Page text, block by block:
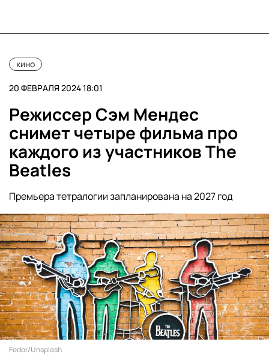
кино
20 ФЕВРАЛЯ 2024 18:01
Режиссер Сэм Мендес
снимет четыре фильма про
каждого из участников The
Beatles
Премьера тетралогии запланирована на 2027 год
Fedor/Unsplash